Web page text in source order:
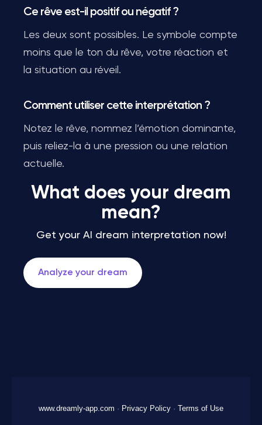
Ce rêve est-il positif ou négatif ?
Les deux sont possibles. Le symbole compte
moins que le ton du rêve, votre réaction et
la situation au réveil.
Comment utiliser cette interprétation ?
Notez le rêve, nommez l’émotion dominante,
puis reliez-la à une pression ou une relation
actuelle.
What does your dream
mean?
Get your AI dream interpretation now!
Analyze your dream
www.dreamly-app.com · Privacy Policy · Terms of Use